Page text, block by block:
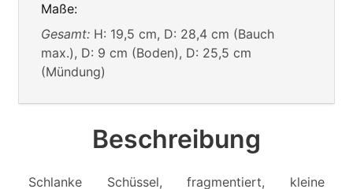
Maße:
Gesamt: H: 19,5 cm, D: 28,4 cm (Bauch
max.), D: 9 cm (Boden), D: 25,5 cm
(Mündung)
Beschreibung
Schlanke Schüssel, fragmentiert, kleine